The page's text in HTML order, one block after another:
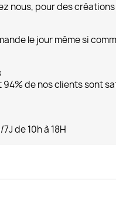
nous, pour des créations
le jour même si
de nos clients sont
de 10h à 18H